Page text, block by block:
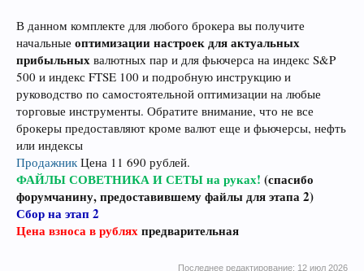
В данном комплекте для любого брокера вы получите
начальные оптимизации настроек для актуальных
прибыльных валютных пар и для фьючерса на индекс S&P
500 и индекс FTSE 100 и подробную инструкцию и
руководство по самостоятельной оптимизации на любые
торговые инструменты. Обратите внимание, что не все
брокеры предоставляют кроме валют еще и фьючерсы, нефть
или индексы
Продажник Цена 11 690 рублей.
ФАЙЛЫ СОВЕТНИКА И СЕТЫ на руках! (спасибо
форумчанину, предоставившему файлы для этапа 2)
Сбор на этап 2
Цена взноса в рубляхпредварительная
Последнее редактирование: 12 июл 2026